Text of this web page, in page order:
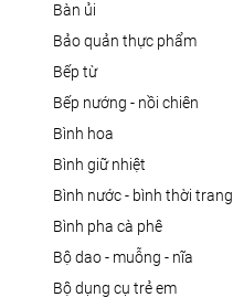
bàn ủi
bảo quản thực phẩm
bếp từ
bếp nướng - nồi chiên
bình hoa
bình giữ nhiệt
bình nước - bình thời trang
bình pha cà phê
bộ dao - muỗng - nĩa
bộ dụng cụ trẻ em